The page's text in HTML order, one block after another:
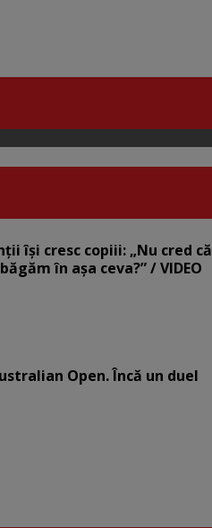
își cresc copiii: „Nu cred că
în așa ceva?” / VIDEO
Open. Încă un duel